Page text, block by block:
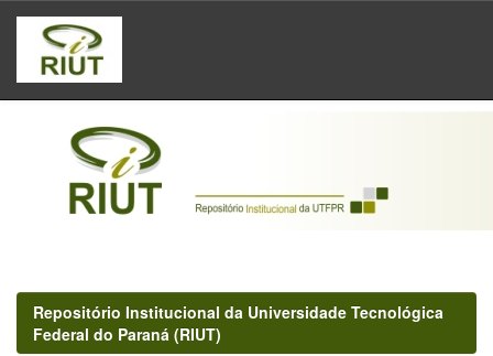
Skip
navigation
Repositório Institucional da Universidade Tecnológica
Federal do Paraná (RIUT)